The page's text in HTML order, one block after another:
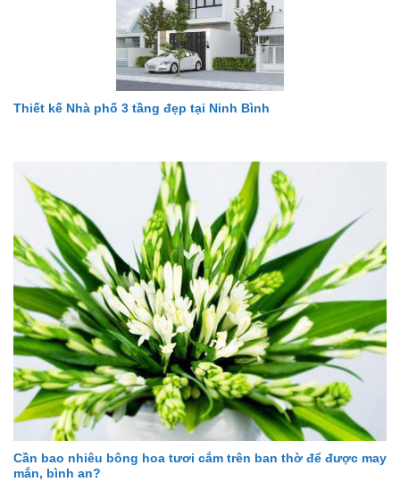
Thiết kế Nhà phố 3 tầng đẹp tại Ninh Bình
Cần bao nhiêu bông hoa tươi cắm trên ban thờ để được may
mắn, bình an?